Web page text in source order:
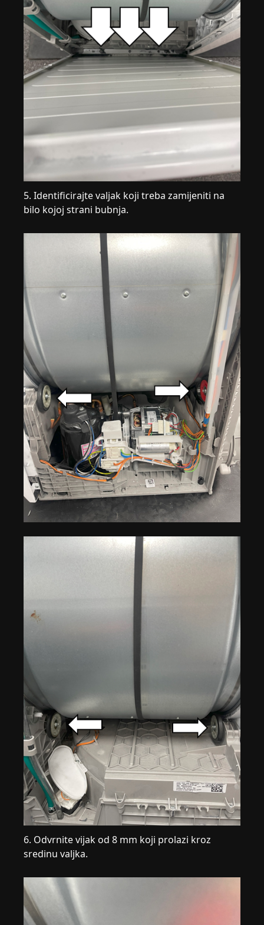
5. Identificirajte valjak koji treba zamijeniti na
bilo kojoj strani bubnja.
6. Odvrnite vijak od 8 mm koji prolazi kroz
sredinu valjka.